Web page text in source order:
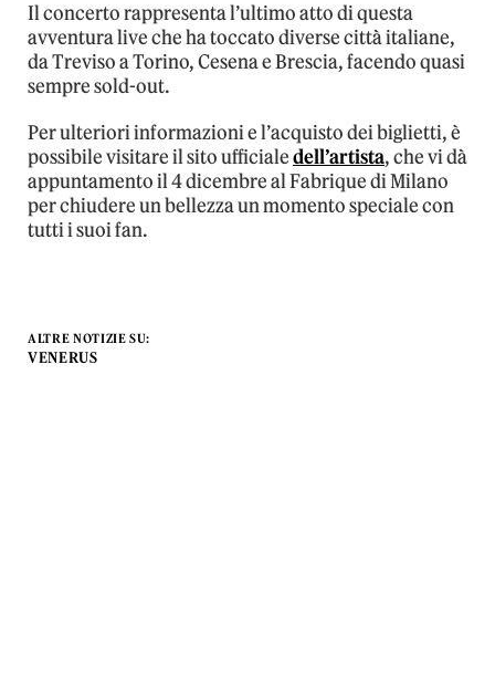
Il concerto rappresenta l’ultimo atto di questa
avventura live che ha toccato diverse città italiane,
da Treviso a Torino, Cesena e Brescia, facendo quasi
sempre sold-out.
Per ulteriori informazioni e l’acquisto dei biglietti, è
possibile visitare il sito ufficialedell’artista, che vi dà
appuntamento il 4 dicembre al Fabrique di Milano
per chiudere un bellezza un momento speciale con
tutti i suoi fan.
ALTRE NOTIZIE SU:
VENERUS